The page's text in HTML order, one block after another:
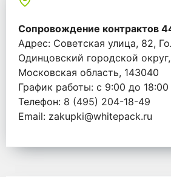
Сопровождение контрактов
Адрес: Советская улица, 82,
Одинцовский городской округ,
Московская область, 143040
График работы: с 9:00 до 18:00
Телефон: 8 (495) 204-18-49
Email: zakupki@whitepack.ru